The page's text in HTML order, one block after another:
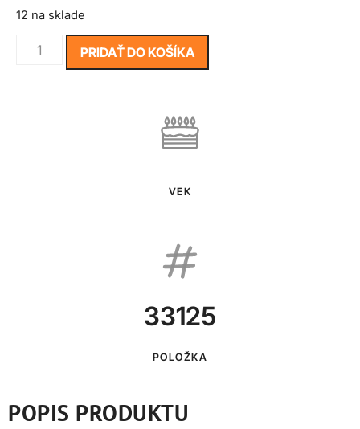
12 na sklade
PRIDAŤ DO KOŠÍKA
VEK
33125
POLOŽKA
POPIS PRODUKTU